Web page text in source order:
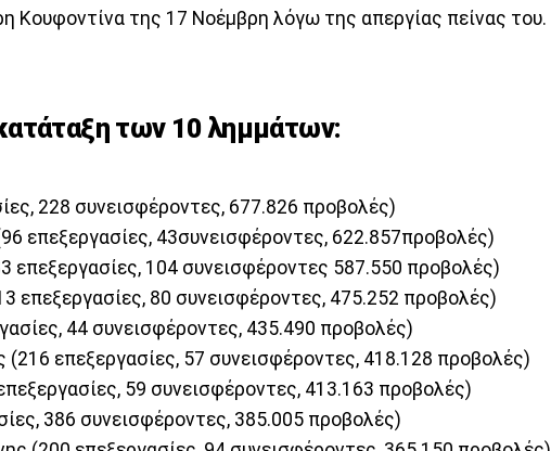
Κουφοντίνα της 17 Νοέμβρη λόγω της απεργίας πείνας του.
των 10 λημμάτων:
228 συνεισφέροντες, 677.826 προβολές)
επεξεργασίες, 43συνεισφέροντες, 622.857προβολές)
επεξεργασίες, 104 συνεισφέροντες 587.550 προβολές)
επεξεργασίες, 80 συνεισφέροντες, 475.252 προβολές)
44 συνεισφέροντες, 435.490 προβολές)
επεξεργασίες, 57 συνεισφέροντες, 418.128 προβολές)
59 συνεισφέροντες, 413.163 προβολές)
386 συνεισφέροντες, 385.005 προβολές)